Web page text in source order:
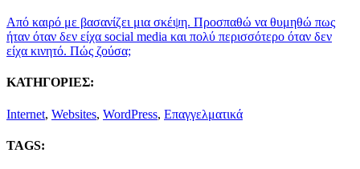
Από καιρό με βασανίζει μια σκέψη. Προσπαθώ να θυμηθώ πως
ήταν όταν δεν είχα social media και πολύ περισσότερο όταν δεν
είχα κινητό. Πώς ζούσα;
ΚΑΤΗΓΟΡΙΕΣ:
Internet, Websites, WordPress, Επαγγελματικά
TAGS: